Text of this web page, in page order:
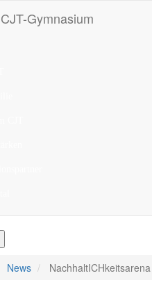
CJT-Gymnasium
News